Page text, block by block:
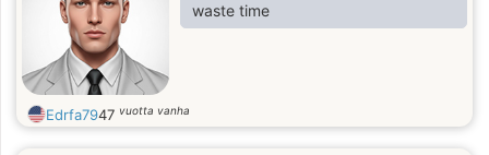
waste time
Edrfa7947 vuotta vanha